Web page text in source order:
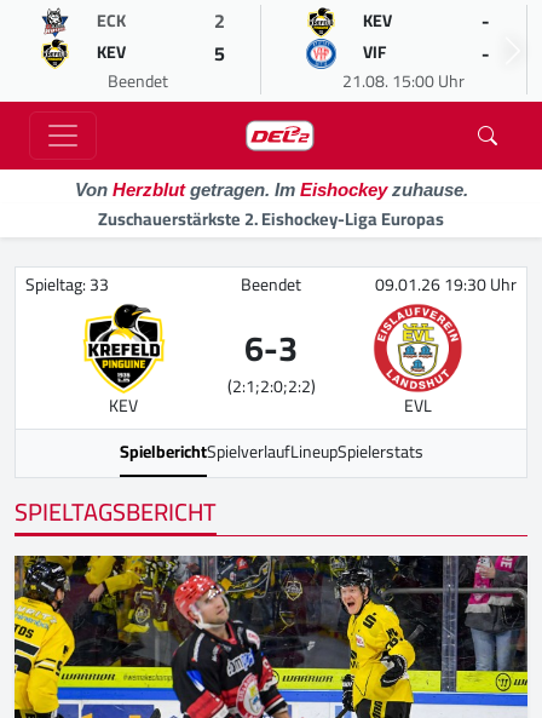
ECK 2
KEV 5
Beendet
KEV -
VIF -
21.08. 15:00 Uhr
Von Herzblutgetragen. Im Eishockeyzuhause.
Zuschauerstärkste 2. Eishockey-Liga Europas
Spieltag: 33 Beendet 09.01.26 19:30 Uhr
KEV
6-3
(2:1;2:0;2:2)
EVL
SpielberichtSpielverlaufLineupSpielerstats
SPIELTAGSBERICHT